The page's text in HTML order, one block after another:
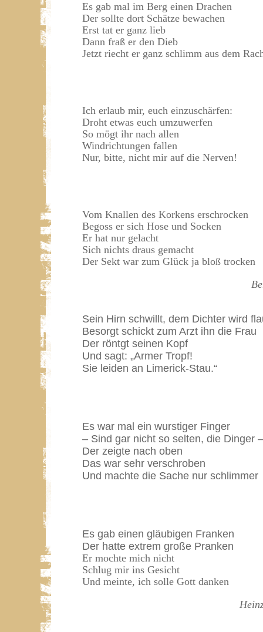
Es gab mal im Berg einen Drachen
Der sollte dort Schätze bewachen
Erst tat er ganz lieb
Dann fraß er den Dieb
Jetzt riecht er ganz schlimm aus dem
Ich erlaub mir, euch einzuschärfen:
Droht etwas euch umzuwerfen
So mögt ihr nach allen
Windrichtungen fallen
Nur, bitte, nicht mir auf die Nerven!
Vom Knallen des Korkens erschrocken
Begoss er sich Hose und Socken
Er hat nur gelacht
Sich nichts draus gemacht
Der Sekt war zum Glück ja bloß trocken
Sein Hirn schwillt, dem Dichter wird
Besorgt schickt zum Arzt ihn die Frau
Der röntgt seinen Kopf
Und sagt: „Armer Tropf!
Sie leiden an Limerick-Stau.“
Es war mal ein wurstiger Finger
– Sind gar nicht so selten, die Dinger –
Der zeigte nach oben
Das war sehr verschroben
Und machte die Sache nur schlimmer
Es gab einen gläubigen Franken
Der hatte extrem große Pranken
Er mochte mich nicht
Schlug mir ins Gesicht
Und meinte, ich solle Gott danken